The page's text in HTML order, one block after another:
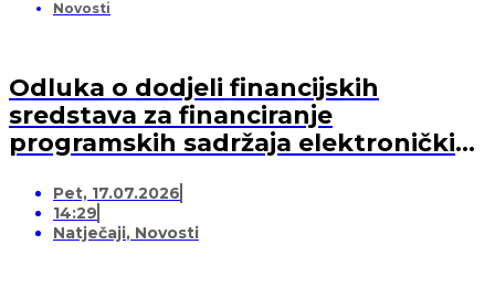
Novosti
Odluka o dodjeli financijskih
sredstava za financiranje
programskih sadržaja elektroničkih
medijskih usluga)
Pet, 17.07.2026
14:29
Natječaji, Novosti